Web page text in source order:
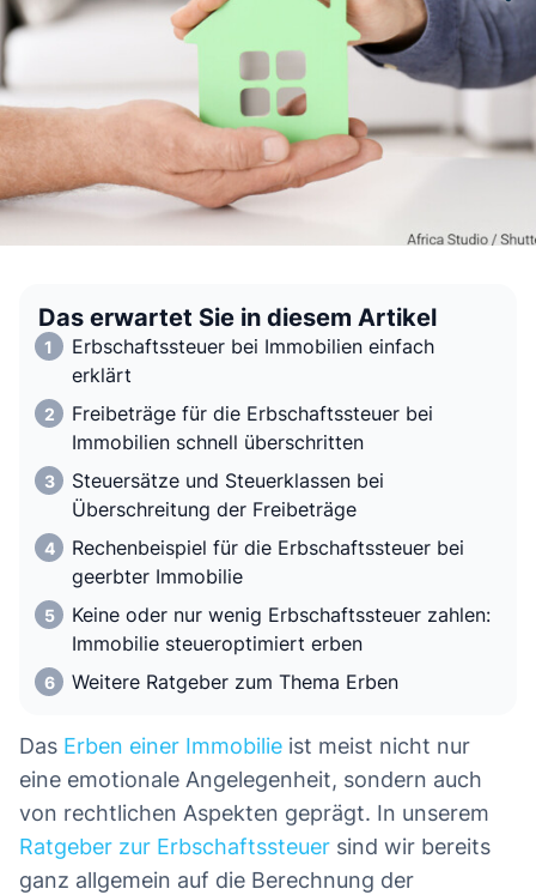
Das erwartet Sie in diesem Artikel
Erbschaftssteuer bei Immobilien einfach
erklärt
Freibeträge für die Erbschaftssteuer bei
Immobilien schnell überschritten
Steuersätze und Steuerklassen bei
Überschreitung der Freibeträge
Rechenbeispiel für die Erbschaftssteuer bei
geerbter Immobilie
Keine oder nur wenig Erbschaftssteuer zahlen:
Immobilie steueroptimiert erben
Weitere Ratgeber zum Thema Erben
Das Erben einer Immobilie ist meist nicht nur
eine emotionale Angelegenheit, sondern auch
von rechtlichen Aspekten geprägt. In unserem
Ratgeber zur Erbschaftssteuer sind wir bereits
ganz allgemein auf die Berechnung der